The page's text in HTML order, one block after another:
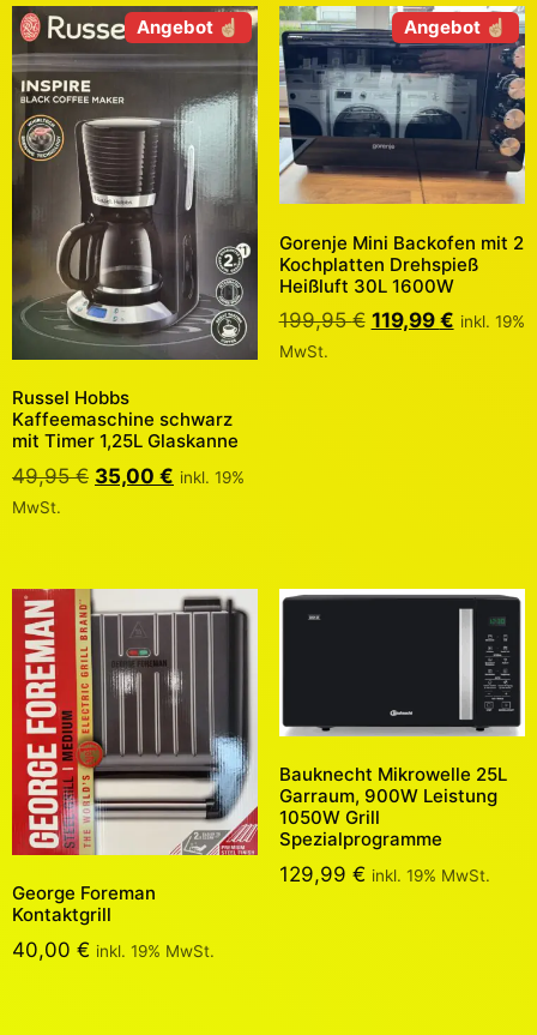
Angebot ☝🏼
Russel Hobbs
Kaffeemaschine schwarz
mit Timer 1,25L Glaskanne
49,95€ 35,00 € inkl. 19%
MwSt.
Angebot ☝🏼
Gorenje Mini Backofen mit 2
Kochplatten Drehspieß
Heißluft 30L 1600W
199,95€ 119,99 € inkl. 19%
MwSt.
George Foreman
Kontaktgrill
40,00 € inkl. 19% MwSt.
Bauknecht Mikrowelle 25L
Garraum, 900W Leistung
1050W Grill
Spezialprogramme
129,99 € inkl. 19% MwSt.